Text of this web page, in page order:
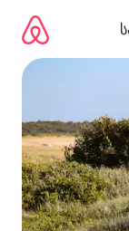
გადასვლა